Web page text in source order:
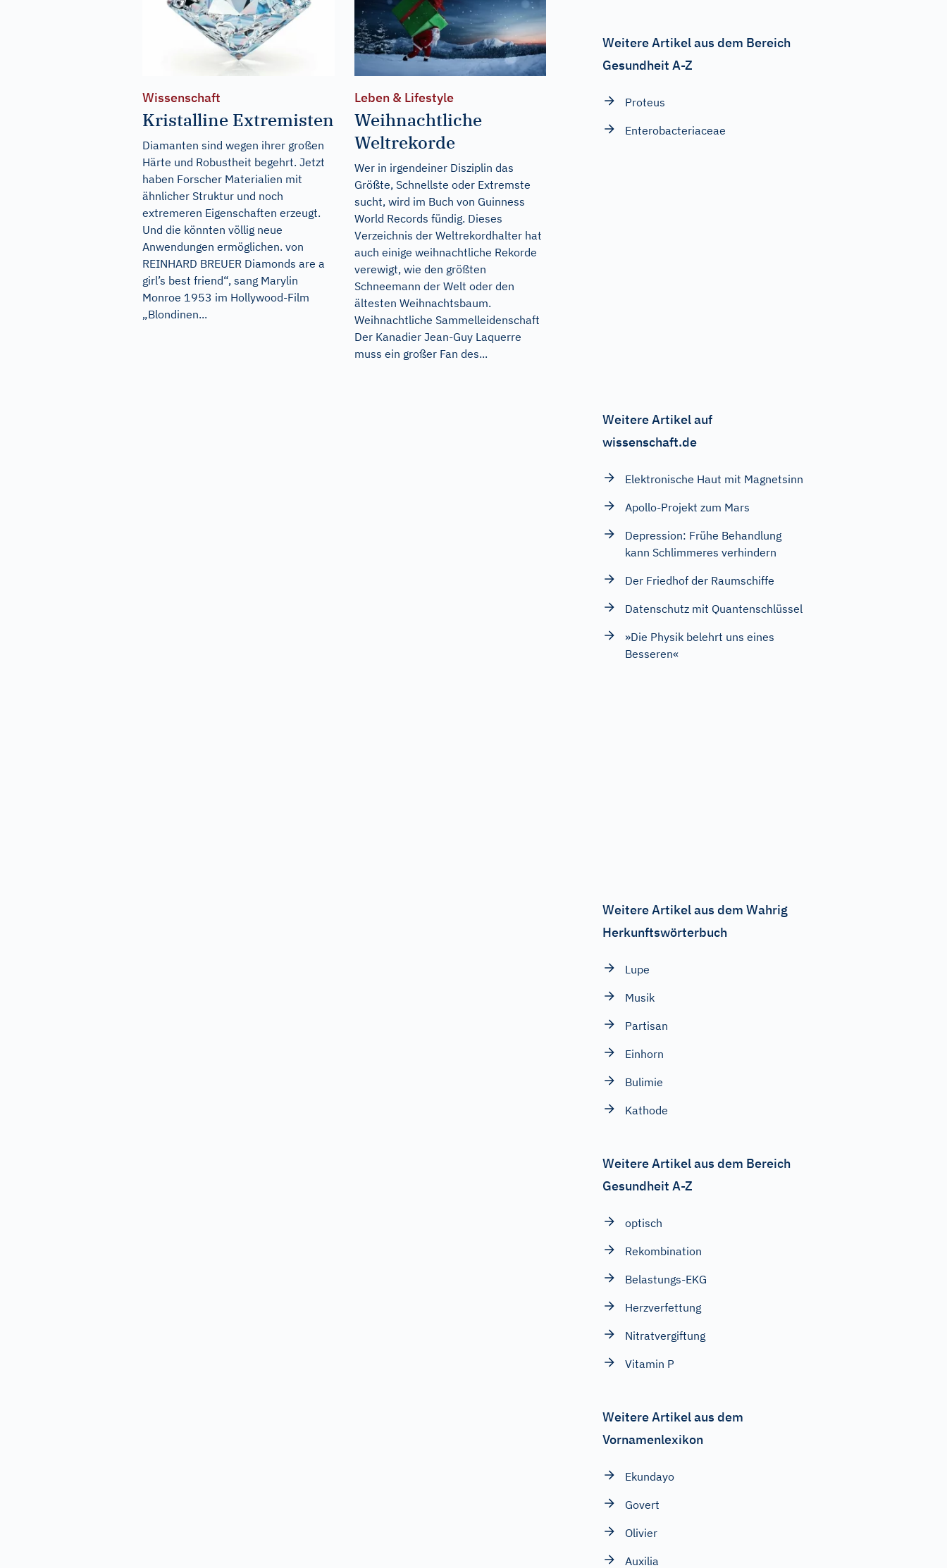
Wissenschaft
Kristalline Extremisten
Diamanten sind wegen ihrer großen
Härte und Robustheit begehrt. Jetzt
haben Forscher Materialien mit
ähnlicher Struktur und noch
extremeren Eigenschaften erzeugt.
Und die könnten völlig neue
Anwendungen ermöglichen. von
REINHARD BREUER Diamonds are a
girl’s best friend“, sang Marylin
Monroe 1953 im Hollywood-Film
„Blondinen...
Leben & Lifestyle
Weihnachtliche
Weltrekorde
Wer in irgendeiner Disziplin das
Größte, Schnellste oder Extremste
sucht, wird im Buch von Guinness
World Records fündig. Dieses
Verzeichnis der Weltrekordhalter hat
auch einige weihnachtliche Rekorde
verewigt, wie den größten
Schneemann der Welt oder den
ältesten Weihnachtsbaum.
Weihnachtliche Sammelleidenschaft
Der Kanadier Jean-Guy Laquerre
muss ein großer Fan des...
Weitere Artikel aus dem Bereich
Gesundheit A-Z
Proteus
Enterobacteriaceae
Weitere Artikel auf
wissenschaft.de
Elektronische Haut mit Magnetsinn
Apollo-Projekt zum Mars
Depression: Frühe Behandlung
kann Schlimmeres verhindern
Der Friedhof der Raumschiffe
Datenschutz mit Quantenschlüssel
»Die Physik belehrt uns eines
Besseren«
Weitere Artikel aus dem Wahrig
Herkunftswörterbuch
Lupe
Musik
Partisan
Einhorn
Bulimie
Kathode
Weitere Artikel aus dem Bereich
Gesundheit A-Z
optisch
Rekombination
Belastungs-EKG
Herzverfettung
Nitratvergiftung
Vitamin P
Weitere Artikel aus dem
Vornamenlexikon
Ekundayo
Govert
Olivier
Auxilia